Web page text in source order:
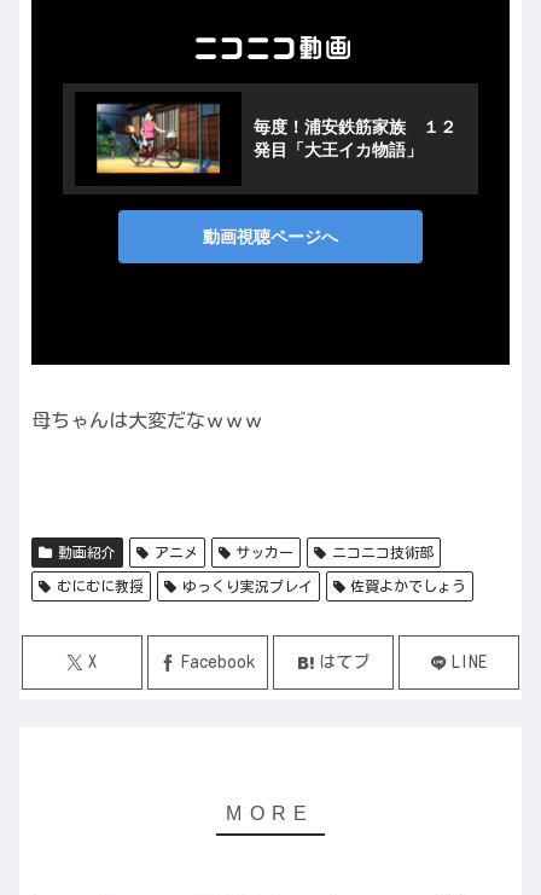
母ちゃんは大変だなｗｗｗ
動画紹介 アニメ サッカー ニコニコ技術部
むにむに教授 ゆっくり実況プレイ 佐賀よかでしょう
X Facebook はてブ LINE